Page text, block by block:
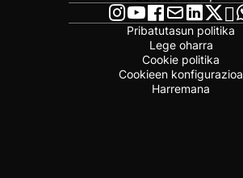
Pribatutasun politika
Lege oharra
Cookie politika
Cookieen konfigurazioa
Harremana